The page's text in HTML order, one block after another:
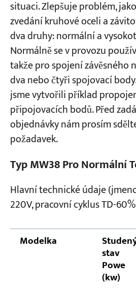
situaci. Zlepšuje problém,
zvedání kruhové oceli a
dva druhy: normální a
Normálně se v provozu
takže pro spojení závěsného
dva nebo čtyři spojovací
jsme vytvořili příklad
připojovacích bodů. Před
objednávky nám prosím
požadavek.
Typ MW38 Pro Normální
Hlavní technické údaje
220V, pracovní cyklus TD-
Modelka
stav
Powe
(kw)